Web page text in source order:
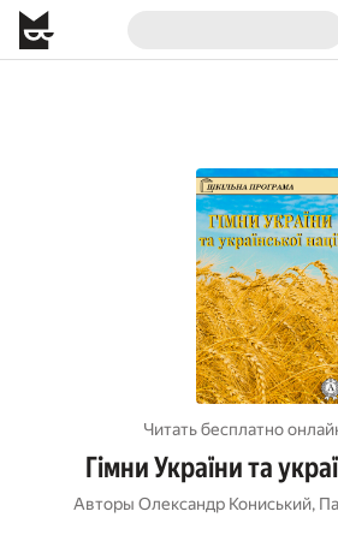
Читать бесплатно
Гімни України та
Авторы Олександр Кониський,